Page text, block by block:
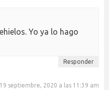
Yo ya lo hago
Responder
19 septiembre, 2020 a las 11:39 am